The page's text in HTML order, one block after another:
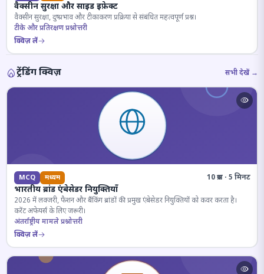
वैक्सीन सुरक्षा और साइड इफ़ेक्ट
वैक्सीन सुरक्षा, दुष्प्रभाव और टीकाकरण प्रक्रिया से संबंधित महत्वपूर्ण प्रश्न।
टीके और प्रतिरक्षण प्रश्नोत्तरी
क्विज़ लें
ट्रेंडिंग क्विज़ सभी देखें →
MCQ मध्यम 10 प्रश्न · 5 मिनट
भारतीय ब्रांड एंबेसेडर नियुक्तियाँ
2026 में लक्जरी, फैशन और बैंकिंग ब्रांडों की प्रमुख एंबेसेडर नियुक्तियों को कवर करता है।
करेंट अफेयर्स के लिए जरूरी।
अंतर्राष्ट्रीय मामले प्रश्नोत्तरी
क्विज़ लें